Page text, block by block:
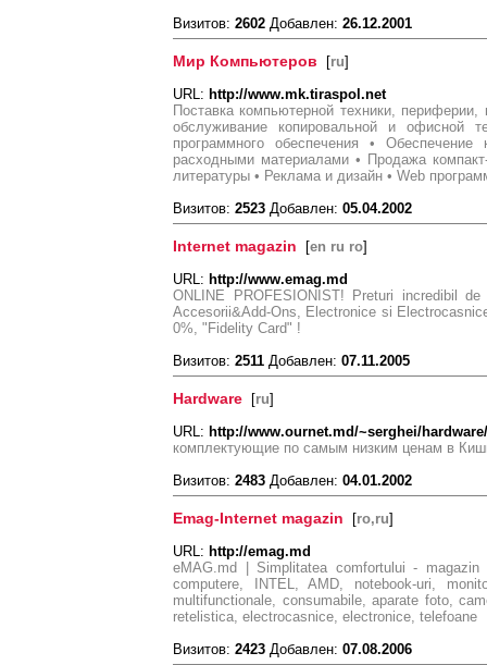
Визитов: 2602 Добавлен: 26.12.2001
Мир Компьютеров [ru]
URL: http://www.mk.tiraspol.net
Поставка компьютерной техники,
обслуживание копировальной и офисной
программного обеспечения •
расходными материалами • Продажа
литературы • Реклама и дизайн • Web
Визитов: 2523 Добавлен: 05.04.2002
Internet magazin [en ru ro]
URL: http://www.emag.md
ONLINE PROFESIONIST! Preturi incredibil
Accesorii&Add-Ons, Electronice si
0%, "Fidelity Card" !
Визитов: 2511 Добавлен: 07.11.2005
Hardware [ru]
URL: http://www.ournet.md/~serghei/hardware/
комплектующие по самым низким ценам в
Визитов: 2483 Добавлен: 04.01.2002
Emag-Internet magazin [ro,ru]
URL: http://emag.md
eMAG.md | Simplitatea comfortului -
computere, INTEL, AMD, notebook-uri,
multifunctionale, consumabile, aparate foto,
retelistica, electrocasnice, electronice, telefoane
Визитов: 2423 Добавлен: 07.08.2006